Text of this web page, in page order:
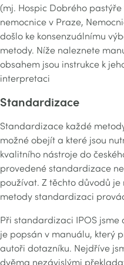
(mj. Hospic Dobrého
nemocnice v Praze,
došlo ke konsenzuálnímu
metody. Níže naleznete
obsahem jsou instrukce k
interpretaci
Standardizace
Standardizace každé
možné obejít a které jsou
kvalitního nástroje do
provedené standardizace
používat. Z těchto důvodů
metody standardizaci
Při standardizaci IPOS
je popsán v manuálu, který
autoři dotazníku. Nejdříve
dvěma nezávislými